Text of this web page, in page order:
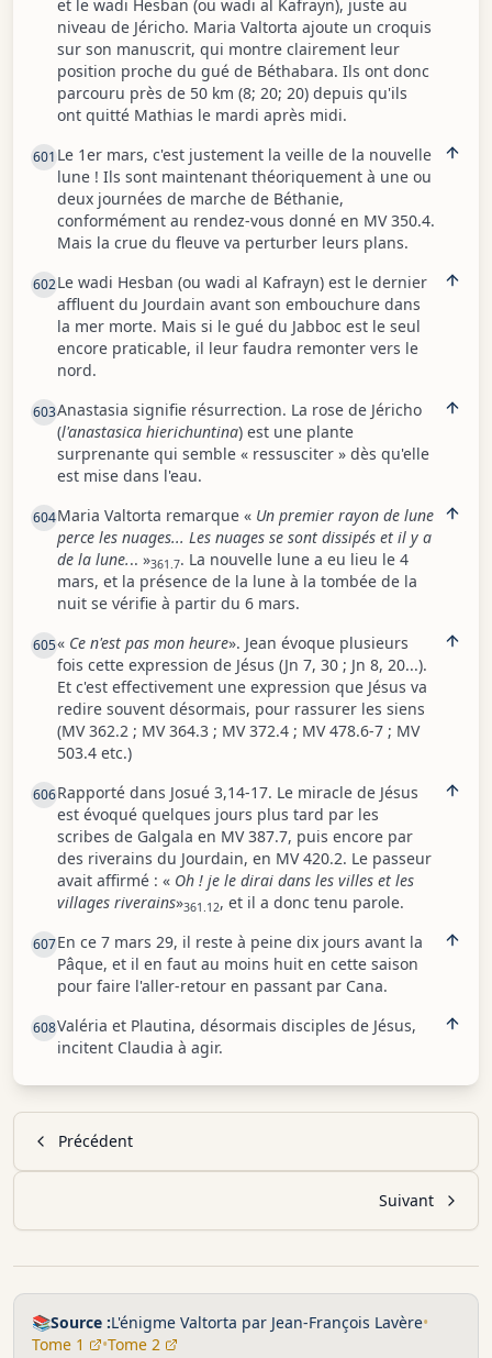
et le wadi Hesban (ou wadi al Kafrayn), juste au
niveau de Jéricho. Maria Valtorta ajoute un croquis
sur son manuscrit, qui montre clairement leur
position proche du gué de Béthabara. Ils ont donc
parcouru près de 50 km (8; 20; 20) depuis qu'ils
ont quitté Mathias le mardi après midi.
601 Le 1er mars, c'est justement la veille de la nouvelle
lune ! Ils sont maintenant théoriquement à une ou
deux journées de marche de Béthanie,
conformément au rendez-vous donné en MV 350.4.
Mais la crue du fleuve va perturber leurs plans.
602Le wadi Hesban (ou wadi al Kafrayn) est le dernier
affluent du Jourdain avant son embouchure dans
la mer morte. Mais si le gué du Jabboc est le seul
encore praticable, il leur faudra remonter vers le
nord.
603Anastasia signifie résurrection. La rose de Jéricho
(l'anastasica hierichuntina) est une plante
surprenante qui semble « ressusciter » dès qu'elle
est mise dans l'eau.
604Maria Valtorta remarque « Un premier rayon de lune
perce les nuages... Les nuages se sont dissipés et il y a
de la lune... »361.7. La nouvelle lune a eu lieu le 4
mars, et la présence de la lune à la tombée de la
nuit se vérifie à partir du 6 mars.
605« Ce n'est pas mon heure». Jean évoque plusieurs
fois cette expression de Jésus (Jn 7, 30 ; Jn 8, 20...).
Et c'est effectivement une expression que Jésus va
redire souvent désormais, pour rassurer les siens
(MV 362.2 ; MV 364.3 ; MV 372.4 ; MV 478.6-7 ; MV
503.4 etc.)
606Rapporté dans Josué 3,14-17. Le miracle de Jésus
est évoqué quelques jours plus tard par les
scribes de Galgala en MV 387.7, puis encore par
des riverains du Jourdain, en MV 420.2. Le passeur
avait affirmé : « Oh ! je le dirai dans les villes et les
villages riverains»361.12, et il a donc tenu parole.
607En ce 7 mars 29, il reste à peine dix jours avant la
Pâque, et il en faut au moins huit en cette saison
pour faire l'aller-retour en passant par Cana.
608Valéria et Plautina, désormais disciples de Jésus,
incitent Claudia à agir.
Précédent
Suivant
📚Source :L'énigme Valtorta par Jean-François Lavère•
Tome 1
•Tome 2